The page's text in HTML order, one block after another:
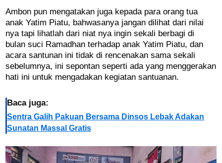
Ambon pun mengatakan juga kepada para orang tua
anak Yatim Piatu, bahwasanya jangan dilihat dari nilai
nya tapi lihatlah dari niat nya ingin sekali berbagi di
bulan suci Ramadhan terhadap anak Yatim Piatu, dan
acara santunan ini tidak di rencenakan sama sekali
sebelumnya, ini sepontan seperti ada yang menggerakan
hati ini untuk mengadakan kegiatan santuanan.
Baca juga:
Sentra Galih Pakuan Bersama Dinsos Lebak Adakan
Sunatan Massal Gratis